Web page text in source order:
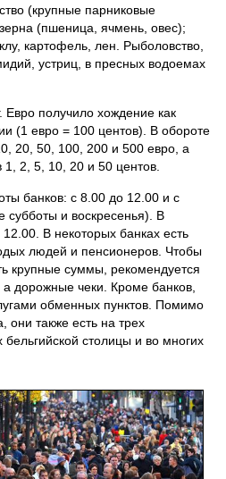
(крупные парниковые
(пшеница, ячмень, овес);
картофель, лен. Рыболовство,
устриц, в пресных водоемах
Евро получило хождение как
(1 евро = 100 центов). В обороте
20, 50, 100, 200 и 500 евро, а
2, 5, 10, 20 и 50 центов.
банков: с 8.00 до 12.00 и с
субботы и воскресенья). В
В некоторых банках есть
людей и пенсионеров. Чтобы
крупные суммы, рекомендуется
дорожные чеки. Кроме банков,
обменных пунктов. Помимо
они также есть на трех
столицы и во многих